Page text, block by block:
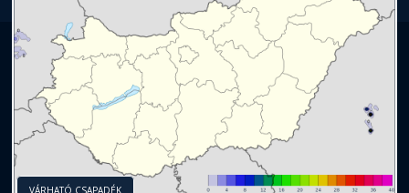
VÁRHATÓ CSAPADÉK